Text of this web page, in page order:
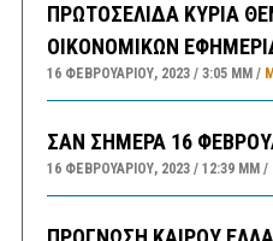
ΠΡΩΤΟΣΕΛΙΔΑ ΚΥΡΙΑ
ΟΙΚΟΝΟΜΙΚΩΝ
16 ΦΕΒΡΟΥΑΡΊΟΥ, 2023 3:05 ΜΜ
ΣΑΝ ΣΗΜΕΡΑ 16
16 ΦΕΒΡΟΥΑΡΊΟΥ, 2023 12:39 ΜΜ